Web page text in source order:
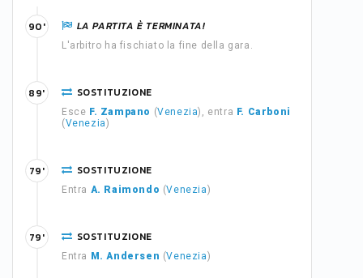
LA PARTITA È TERMINATA!
L'arbitro ha fischiato la fine della gara.
90'
SOSTITUZIONE
Esce F. Zampano (Venezia), entra F. Carboni
(Venezia)
89'
SOSTITUZIONE
Entra A. Raimondo (Venezia)
79'
SOSTITUZIONE
Entra M. Andersen (Venezia)
79'